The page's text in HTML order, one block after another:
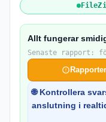
Allt fungerar
Senaste rapport:
🌐 Kontrollera
anslutning i